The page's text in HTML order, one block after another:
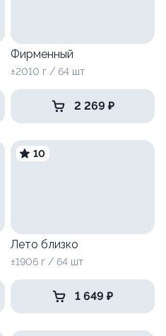
Фирменный
±2010 г / 64 шт
2 269 ₽
10
Лето близко
±1906 г / 64 шт
1 649 ₽